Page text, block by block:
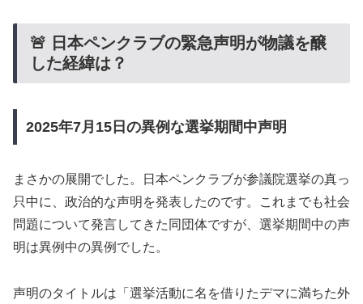
🚨 日本ペンクラブの緊急声明が物議を醸
した経緯は？
2025年7月15日の異例な選挙期間中声明
まさかの展開でした。日本ペンクラブが参議院選挙の真っ
只中に、政治的な声明を発表したのです。これまでも社会
問題について発言してきた同団体ですが、選挙期間中の声
明は異例中の異例でした。
声明のタイトルは「選挙活動に名を借りたデマに満ちた外